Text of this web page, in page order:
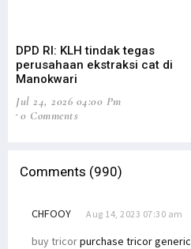
DPD RI: KLH tindak tegas
perusahaan ekstraksi cat di
Manokwari
Jul 24, 2026 04:00 Pm
0 Comments
Comments (990)
CHFOOY Aug 14, 2023 07:30 am
buy tricorpurchase tricor generic